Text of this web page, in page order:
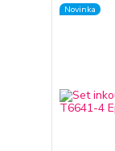
Novinka